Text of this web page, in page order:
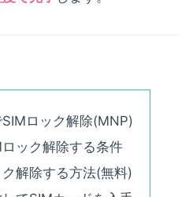
ロック解除(MNP)
ック解除する条件
解除する方法(無料)